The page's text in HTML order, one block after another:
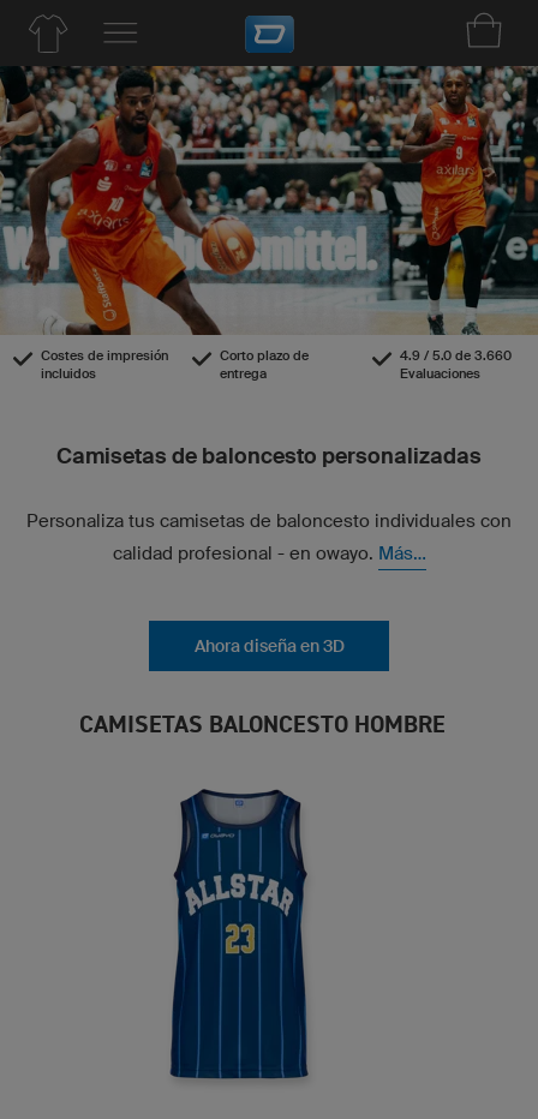
Costes de impresión
incluidos
Corto plazo de
entrega
4.9 / 5.0 de 3.660
Evaluaciones
Camisetas de baloncesto personalizadas
Personaliza tus camisetas de baloncesto individuales con
calidad profesional - en owayo. Más...
Ahora diseña en 3D
CAMISETAS BALONCESTO HOMBRE